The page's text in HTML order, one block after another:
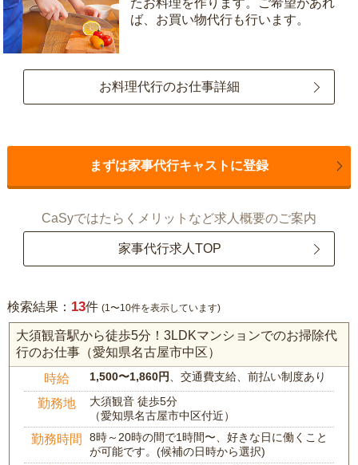
ば、お買い物代行も行います。
お料理代行のお仕事詳細
まずは家事代行キャストに登録
CaSyではたらくメリットなど求人概要のご案内
家事代行求人TOP
検索結果： 13件 (1〜10件を表示しています)
大須観音駅から徒歩5分！3LDKマンションでのお掃除代
行のお仕事（愛知県名古屋市中区）
時給 1,500〜1,860円 、交通費支給、前払い制度あり
勤務地
大須観音 徒歩5分
（愛知県名古屋市中区付近）
勤務時間
8時～20時の間で1時間〜、好きな日に働くこと
が可能です。(候補の日時から選択)